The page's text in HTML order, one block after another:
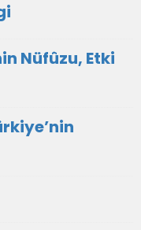
Nüfûzu, Etki